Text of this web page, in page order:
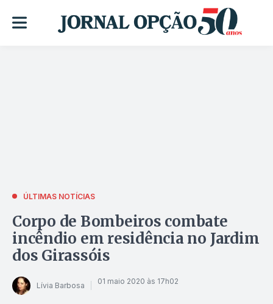
ÚLTIMAS NOTÍCIAS
Corpo de Bombeiros combate
incêndio em residência no Jardim
dos Girassóis
Lívia Barbosa 01 maio 2020 às 17h02